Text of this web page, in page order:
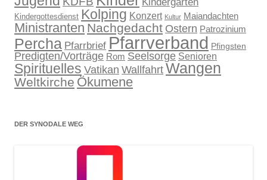
Kindergottesdienst Kolping Konzert Kultur Maiandachten
Ministranten Nachgedacht Ostern Patrozinium
Percha Pfarrbrief Pfarrverband Pfingsten
Predigten/Vorträge Rom Seelsorge Senioren
Spirituelles Vatikan WallfahrtWangen
Weltkirche Ökumene
DER SYNODALE WEG